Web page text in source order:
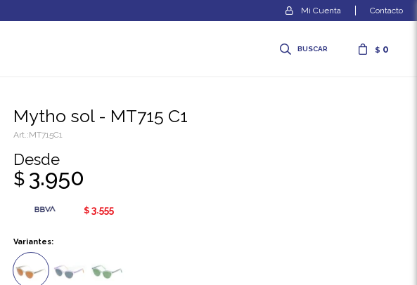
$ 0
Contacto
Mytho sol - MT715 C1
MT715C1
Desde
$ 3.950
$ 3.555
Variantes: